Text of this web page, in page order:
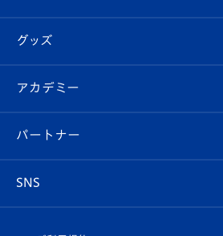
チケット
イベント
メディア
ホームタウン
エンブレム紹介
スタッフプロフィール
マスコット紹介
はじめての観戦ガイド
Revive Team
ヴィヴィくんの長崎おもてなしガイド
フォトギャラリー
スタジアムグルメ
チケット
V-LOVERS（ファンクラブ）
プレイヤーズスイート
グッズ
オンラインショップ
店舗情報
アカデミー
育成からのお知らせ
U-18
パートナー
SNS